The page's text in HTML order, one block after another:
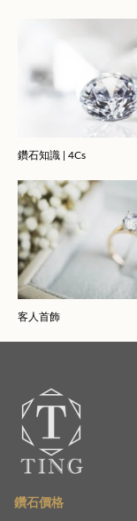
鑽石知識 | 4Cs
客人首飾
鑽石價格